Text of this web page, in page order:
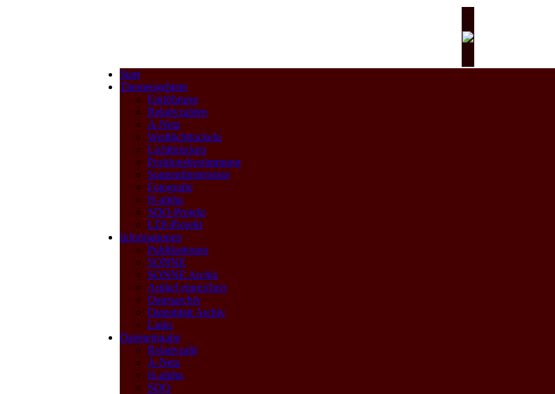
Start
Themengebiete
Einführung
Relativzahlen
A-Netz
Weißlichtfackeln
Lichtbrücken
Positionsbestimmung
Sonnenfinsternisse
Fotografie
H-alpha
SDO-Projekt
LTP-Projekt
Informationen
Publikationen
SONNE
SONNE Archiv
Artikel einreichen
Datenarchiv
Datenblatt Archiv
Links
Dateneingabe
Relativzahl
A-Netz
H-alpha
SDO